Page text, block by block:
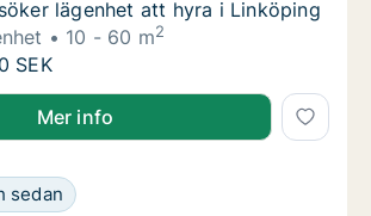
lägenhet att hyra i Linköping
lägenhet att hyra i Linköping
10 - 60 m2
lägenhet att hyra i Linköping
SEK
att hyra i Linköping
Mer info
söker lägenhet eller rum att hyra i
sedan